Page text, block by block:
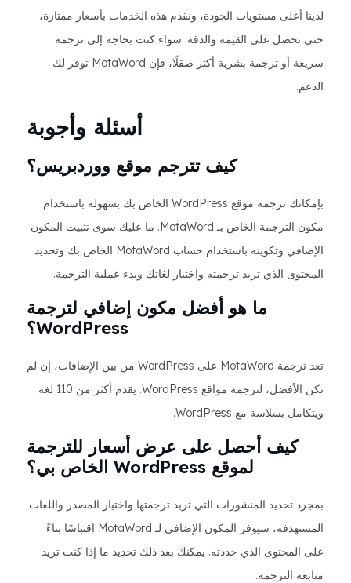
لدينا أعلى مستويات الجودة، ونقدم هذه الخدمات بأسعار ممتازة،
حتى تحصل على القيمة والدقة. سواء كنت بحاجة إلى ترجمة
سريعة أو ترجمة بشرية أكثر صقلًا، فإن MotaWord توفر لك
الدعم.
أسئلة وأجوبة
كيف تترجم موقع ووردبريس؟
بإمكانك ترجمة موقع WordPress الخاص بك بسهولة باستخدام
مكون الترجمة الخاص بـ MotaWord. ما عليك سوى تثبيت المكون
الإضافي وتكوينه باستخدام حساب MotaWord الخاص بك وتحديد
المحتوى الذي تريد ترجمته واختيار لغاتك وبدء عملية الترجمة.
ما هو أفضل مكون إضافي لترجمة
WordPress؟
تعد ترجمة MotaWord على WordPress من بين الإضافات، إن لم
تكن الأفضل، لترجمة مواقع WordPress. يقدم أكثر من 110 لغة
ويتكامل بسلاسة مع WordPress.
كيف أحصل على عرض أسعار للترجمة
لموقع WordPress الخاص بي؟
بمجرد تحديد المنشورات التي تريد ترجمتها واختيار المصدر واللغات
المستهدفة، سيوفر المكون الإضافي لـ MotaWord اقتباسًا بناءً
على المحتوى الذي حددته. يمكنك بعد ذلك تحديد ما إذا كنت تريد
متابعة الترجمة.